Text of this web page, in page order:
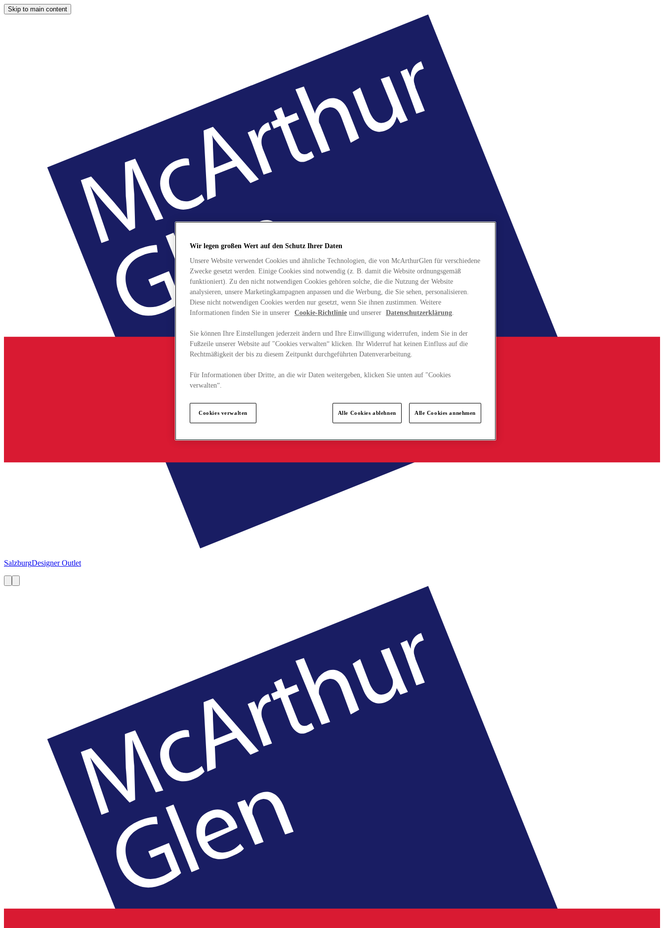
Skip to main content
SalzburgDesigner Outlet
Wir legen großen Wert auf den Schutz Ihrer Daten
Unsere Website verwendet Cookies und ähnliche Technologien, die von McArthurGlen für verschiedene
Zwecke gesetzt werden. Einige Cookies sind notwendig (z. B. damit die Website ordnungsgemäß
funktioniert). Zu den nicht notwendigen Cookies gehören solche, die die Nutzung der Website
analysieren, unsere Marketingkampagnen anpassen und die Werbung, die Sie sehen, personalisieren.
Diese nicht notwendigen Cookies werden nur gesetzt, wenn Sie ihnen zustimmen. Weitere
Informationen finden Sie in unserer Cookie-Richtlinie und unserer Datenschutzerklärung.
Sie können Ihre Einstellungen jederzeit ändern und Ihre Einwilligung widerrufen, indem Sie in der
Fußzeile unserer Website auf "Cookies verwalten“ klicken. Ihr Widerruf hat keinen Einfluss auf die
Rechtmäßigkeit der bis zu diesem Zeitpunkt durchgeführten Datenverarbeitung.
Für Informationen über Dritte, an die wir Daten weitergeben, klicken Sie unten auf "Cookies
verwalten“.
Cookies verwalten Alle Cookies ablehnen Alle Cookies annehmen